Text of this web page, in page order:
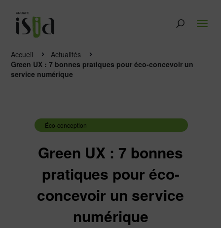
Accueil
Actualités
Green UX : 7 bonnes pratiques pour éco-concevoir un
service numérique
Éco-conception
Green UX : 7 bonnes
pratiques pour éco-
concevoir un service
numérique